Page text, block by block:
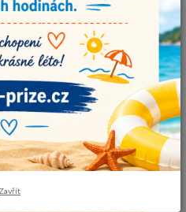
Zavřít